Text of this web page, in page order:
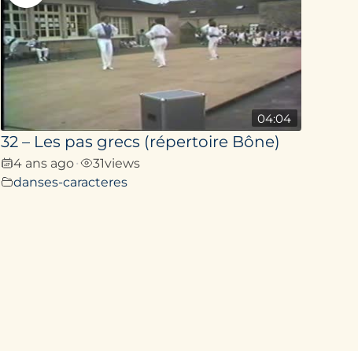
04:04
32 – Les pas grecs (répertoire Bône)
4 ans ago• 31views
danses-caracteres